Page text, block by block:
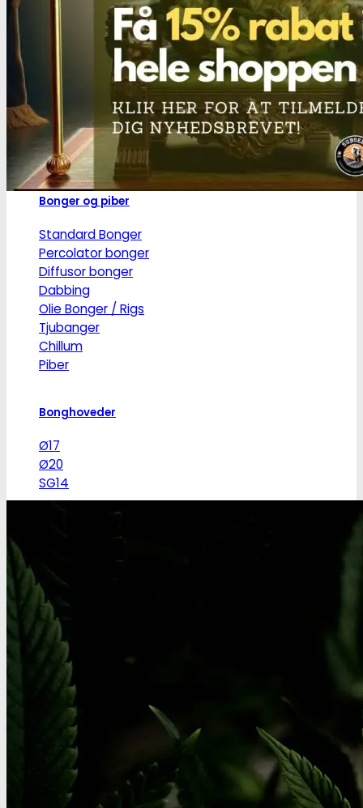
Opbevaring og transport
Vacuum beholdere
Jointrør
Skulekasser / Stashbox
Zip-poser
NO SMELL | Zip-poser
Jointbox
Bonger og piber
Standard Bonger
Percolator bonger
Diffusor bonger
Dabbing
Olie Bonger / Rigs
Tjubanger
Chillum
Piber
Bonghoveder
Ø17
Ø20
SG14
Snifferør
Sniffesæt
Pulverbeholdere
Pulverknusere
Digital vægte
0,1g vægte
0,01g vægte
0,001g vægte